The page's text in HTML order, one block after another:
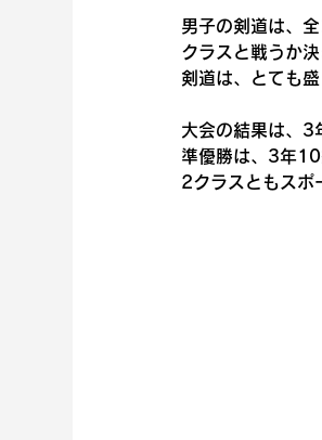
男子の剣道は、
クラスと戦うか決
剣道は、とても
大会の結果は、3
準優勝は、3年10
2クラスともスポ